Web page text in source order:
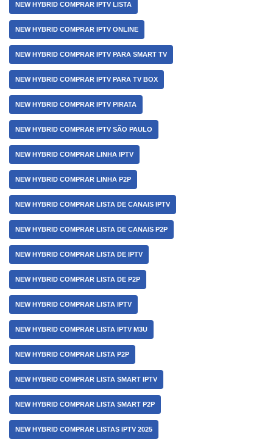
NEW HYBRID COMPRAR IPTV LISTA
NEW HYBRID COMPRAR IPTV ONLINE
NEW HYBRID COMPRAR IPTV PARA SMART TV
NEW HYBRID COMPRAR IPTV PARA TV BOX
NEW HYBRID COMPRAR IPTV PIRATA
NEW HYBRID COMPRAR IPTV SÃO PAULO
NEW HYBRID COMPRAR LINHA IPTV
NEW HYBRID COMPRAR LINHA P2P
NEW HYBRID COMPRAR LISTA DE CANAIS IPTV
NEW HYBRID COMPRAR LISTA DE CANAIS P2P
NEW HYBRID COMPRAR LISTA DE IPTV
NEW HYBRID COMPRAR LISTA DE P2P
NEW HYBRID COMPRAR LISTA IPTV
NEW HYBRID COMPRAR LISTA IPTV M3U
NEW HYBRID COMPRAR LISTA P2P
NEW HYBRID COMPRAR LISTA SMART IPTV
NEW HYBRID COMPRAR LISTA SMART P2P
NEW HYBRID COMPRAR LISTAS IPTV 2025